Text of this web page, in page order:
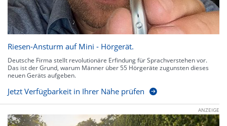
Riesen-Ansturm auf Mini - Hörgerät.
Deutsche Firma stellt revolutionäre Erfindung für Sprachverstehen vor.
Das ist der Grund, warum Männer über 55 Hörgeräte zugunsten dieses
neuen Geräts aufgeben.
Jetzt Verfügbarkeit in Ihrer Nähe prüfen
ANZEIGE